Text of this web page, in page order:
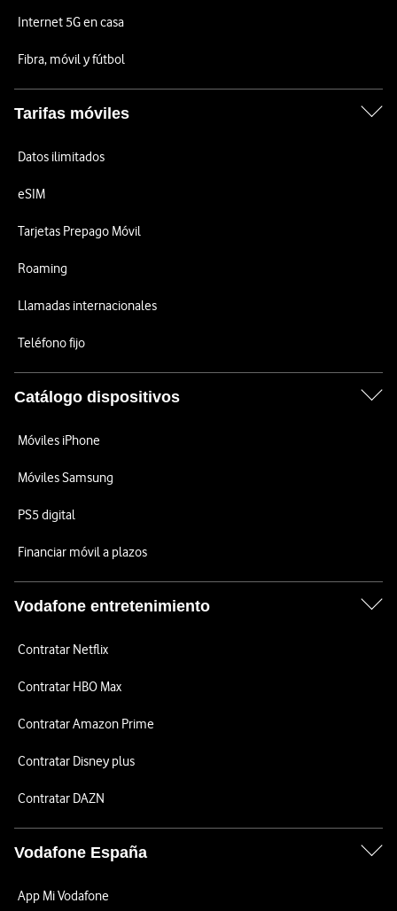
Internet 5G en casa
Fibra, móvil y fútbol
Tarifas móviles
Datos ilimitados
eSIM
Tarjetas Prepago Móvil
Roaming
Llamadas internacionales
Teléfono fijo
Catálogo dispositivos
Móviles iPhone
Móviles Samsung
PS5 digital
Financiar móvil a plazos
Vodafone entretenimiento
Contratar Netflix
Contratar HBO Max
Contratar Amazon Prime
Contratar Disney plus
Contratar DAZN
Vodafone España
App Mi Vodafone